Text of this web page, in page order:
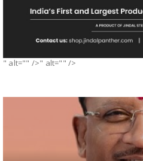
" alt="" />" alt="" />